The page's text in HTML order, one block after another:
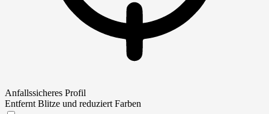
Anfallssicheres Profil
Entfernt Blitze und reduziert Farben